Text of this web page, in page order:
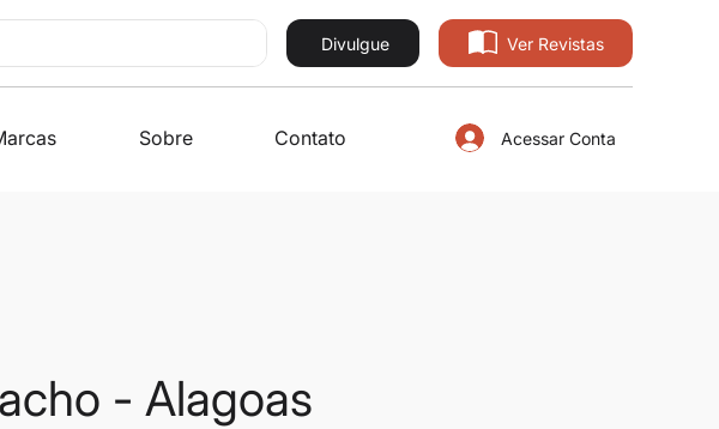
Divulgue Ver Revistas
Sobre Contato Acessar Conta
- Alagoas